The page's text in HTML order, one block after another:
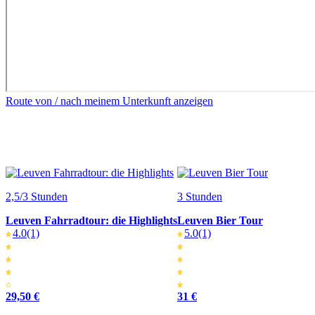
Route von / nach meinem Unterkunft anzeigen
2,5/3 Stunden
Leuven Fahrradtour: die Highlights
4.0(1)
29,50 €
3 Stunden
Leuven Bier Tour
5.0(1)
31 €